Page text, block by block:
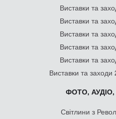
Виставки та
Виставки та
Виставки та
Виставки та
Виставки та
Виставки та заходи
ФОТО, АУДІО,
Світлини з